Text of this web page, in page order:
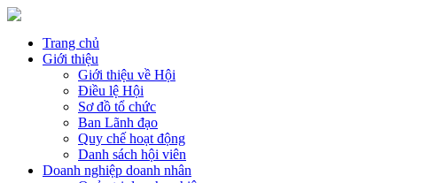
Trang chủ
Giới thiệu
Giới thiệu về Hội
Điều lệ Hội
Sơ đồ tổ chức
Ban Lãnh đạo
Quy chế hoạt động
Danh sách hội viên
Doanh nghiệp doanh nhân